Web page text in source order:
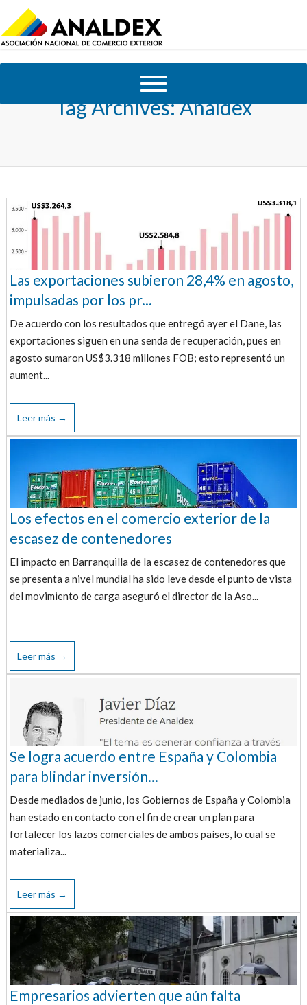
Tag Archives:Analdex
Las exportaciones subieron 28,4% en agosto,
impulsadas por los pr...
De acuerdo con los resultados que entregó ayer el Dane, las
exportaciones siguen en una senda de recuperación, pues en
agosto sumaron US$3.318 millones FOB; esto representó un
aument...
Leer más →
Los efectos en el comercio exterior de la
escasez de contenedores
El impacto en Barranquilla de la escasez de contenedores que
se presenta a nivel mundial ha sido leve desde el punto de vista
del movimiento de carga aseguró el director de la Aso...
Leer más →
Se logra acuerdo entre España y Colombia
para blindar inversión...
Desde mediados de junio, los Gobiernos de España y Colombia
han estado en contacto con el fin de crear un plan para
fortalecer los lazos comerciales de ambos países, lo cual se
materializa...
Leer más →
Empresarios advierten que aún falta